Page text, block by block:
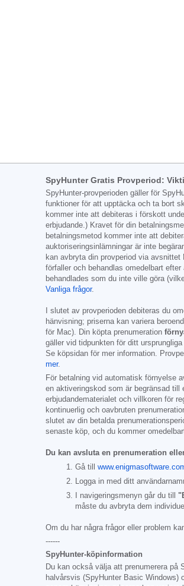
SpyHunter Gratis Provperiod:
SpyHunter-provperioden gäller för
funktioner för att upptäcka och ta bort
kommer inte att debiteras i förskott
erbjudande.) Kravet för din
betalningsmetod kommer inte att
auktoriseringsinlämningar är inte
kan avbryta din provperiod via
förfaller och behandlas omedelbart
behandlades som du inte ville göra
Vanliga frågor.
I slutet av provperioden debiteras du
hänvisning; priserna kan variera
för Mac). Din köpta prenumeration
gäller vid tidpunkten för ditt
Se köpsidan för mer information.
mer.
För betalning vid automatisk förnyelse
en aktiveringskod som är begränsad till
erbjudandematerialet och villkoren för
kontinuerlig och oavbruten
slutet av din betalda
senaste köp, och du kommer
Du kan avsluta en prenumeration
Gå till
Logga in med ditt
I navigeringsmenyn går du till
måste du avbryta dem
Om du har några frågor eller problem
------
SpyHunter-köpinformation
Du kan också välja att prenumerera
halvårsvis (SpyHunter Basic Windows)